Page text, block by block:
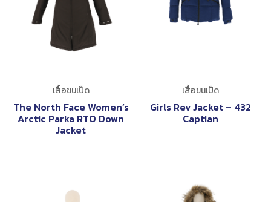
เสื้อขนเป็ด
The North Face Women’s
Arctic Parka RTO Down
Jacket
เสื้อขนเป็ด
Girls Rev Jacket – 432
Captian